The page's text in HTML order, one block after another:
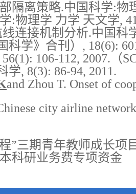
离策略.中国科学:物
物理学 力学 天文学,
接机制分析.中国科
学》合刊）, 18(6):
106-112, 2007.（
, 8(3): 86-94, 2011.
and Zhou T. Onset of
city airline
”三期青年教师成长项
科研业务费专项资金